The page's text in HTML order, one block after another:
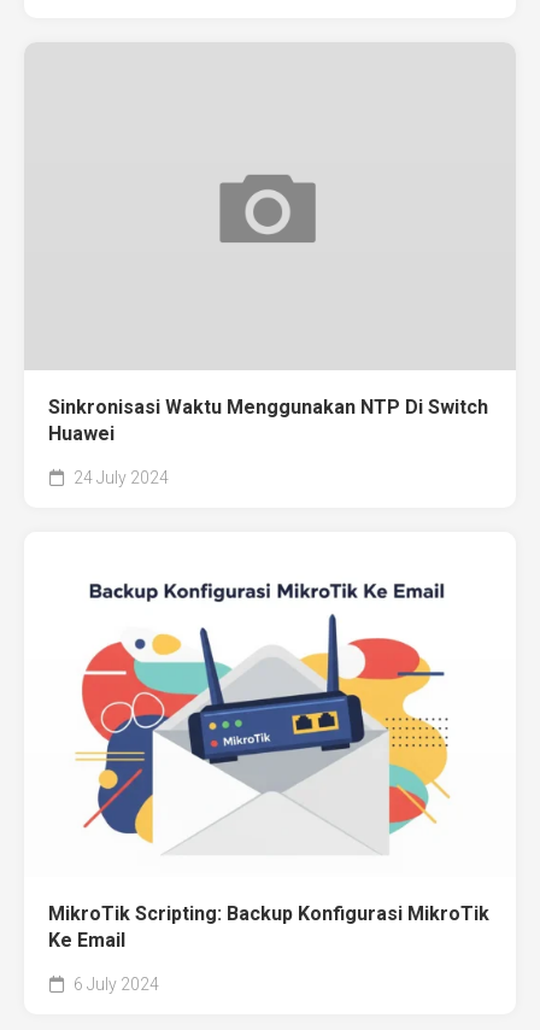
Sinkronisasi Waktu Menggunakan NTP Di Switch
Huawei
24 July 2024
MikroTik Scripting: Backup Konfigurasi MikroTik
Ke Email
6 July 2024